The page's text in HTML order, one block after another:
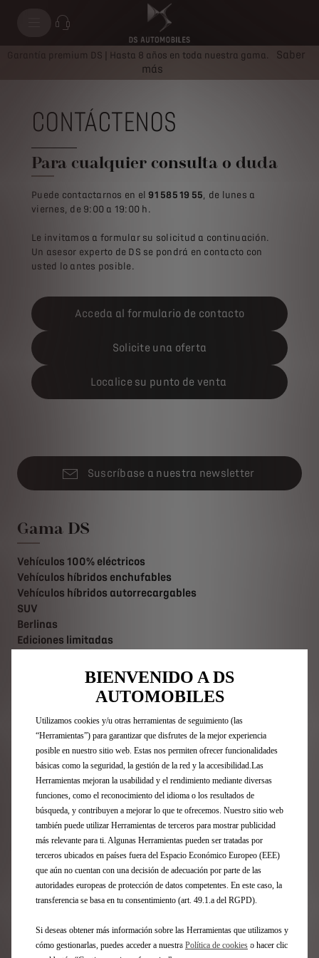
Garantía premium DS | Hasta 8 años en toda nuestra gama.
Saber
más
CONTÁCTENOS
Para cualquier consulta o duda
Puede contactarnos en el91 585 19 55, de lunes a
viernes, de 9:00 a 19:00 h.
Le invitamos a formular su solicitud a continuación.
Un asesor experto de DS se pondrá en contacto con
usted lo antes posible.
Acceda al formulario de contacto
Solicite una oferta
Localice su punto de venta
Suscríbase a nuestra newsletter
Gama DS
Vehículos 100% eléctricos
Vehículos híbridos enchufables
Vehículos híbridos autorrecargables
SUV
Berlinas
Ediciones limitadas
FAQ
Acceso Directo
Compra online
Configurador DS
Ofertas Particulares
Ofertas Profesionales
Recarga y autonomía eléctrica
Tecnologías
Financiación
Descargar características técnicas
BIENVENIDO A DS
AUTOMOBILES
Utilizamos cookies y/u otras herramientas de seguimiento (las
“Herramientas”) para garantizar que disfrutes de la mejor experiencia
posible en nuestro sitio web. Estas nos permiten ofrecer funcionalidades
básicas como la seguridad, la gestión de la red y la accesibilidad.Las
Herramientas mejoran la usabilidad y el rendimiento mediante diversas
funciones, como el reconocimiento del idioma o los resultados de
búsqueda, y contribuyen a mejorar lo que te ofrecemos. Nuestro sitio web
también puede utilizar Herramientas de terceros para mostrar publicidad
más relevante para ti. Algunas Herramientas pueden ser tratadas por
terceros ubicados en países fuera del Espacio Económico Europeo (EEE)
que aún no cuentan con una decisión de adecuación por parte de las
autoridades europeas de protección de datos competentes. En este caso, la
transferencia se basa en tu consentimiento (art. 49.1.a del RGPD).
Si deseas obtener más información sobre las Herramientas que utilizamos y
cómo gestionarlas, puedes acceder a nuestra Política de cookies o hacer clic